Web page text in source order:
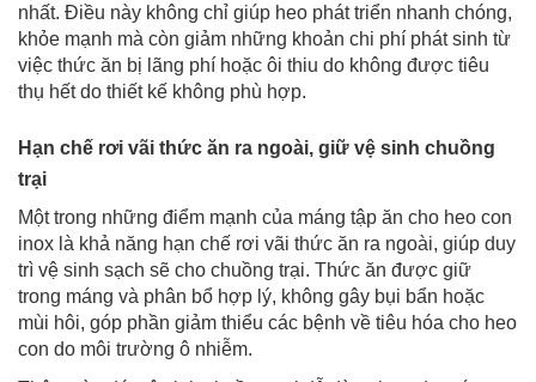
nhất. Điều này không chỉ giúp heo phát triển nhanh chóng,
khỏe mạnh mà còn giảm những khoản chi phí phát sinh từ
việc thức ăn bị lãng phí hoặc ôi thiu do không được tiêu
thụ hết do thiết kế không phù hợp.
Hạn chế rơi vãi thức ăn ra ngoài, giữ vệ sinh chuồng
trại
Một trong những điểm mạnh của máng tập ăn cho heo con
inox là khả năng hạn chế rơi vãi thức ăn ra ngoài, giúp duy
trì vệ sinh sạch sẽ cho chuồng trại. Thức ăn được giữ
trong máng và phân bổ hợp lý, không gây bụi bẩn hoặc
mùi hôi, góp phần giảm thiểu các bệnh về tiêu hóa cho heo
con do môi trường ô nhiễm.